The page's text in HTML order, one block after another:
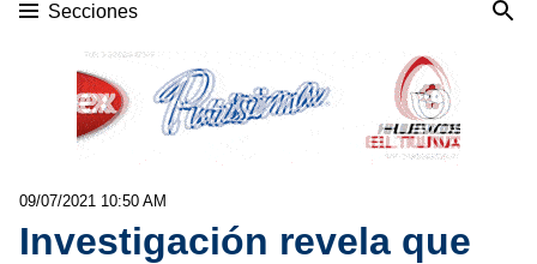
Secciones
09/07/2021 10:50 AM
Investigación revela que